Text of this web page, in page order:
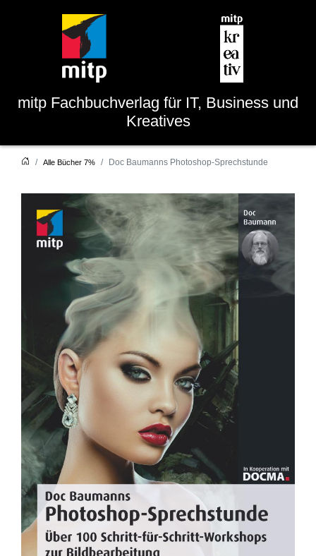
mitp Fachbuchverlag für IT, Business und
Kreatives
Alle Bücher 7% Doc Baumanns Photoshop-Sprechstunde